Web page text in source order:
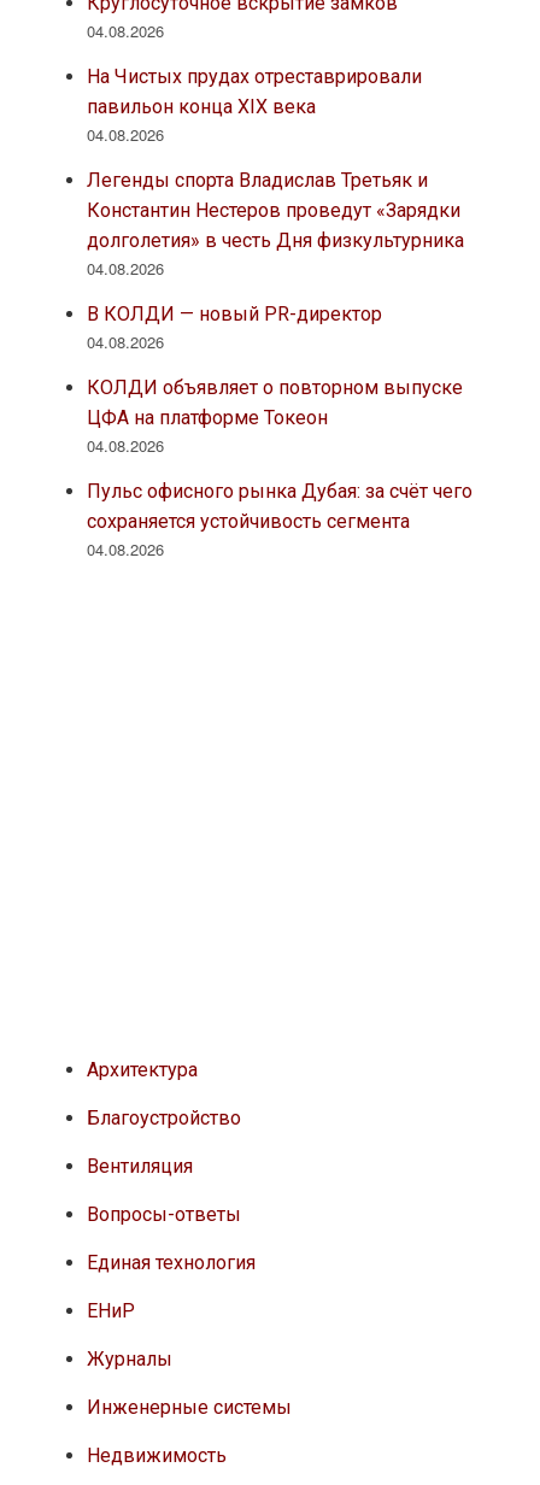
04.08.2026
На Чистых прудах отреставрировали
павильон конца XIX века
04.08.2026
Легенды спорта Владислав Третьяк и
Константин Нестеров проведут «Зарядки
долголетия» в честь Дня физкультурника
04.08.2026
В КОЛДИ — новый PR-директор
04.08.2026
КОЛДИ объявляет о повторном выпуске
ЦФА на платформе Токеон
04.08.2026
Пульс офисного рынка Дубая: за счёт чего
сохраняется устойчивость сегмента
04.08.2026
Архитектура
Благоустройство
Вентиляция
Вопросы-ответы
Единая технология
ЕНиР
Журналы
Инженерные системы
Недвижимость